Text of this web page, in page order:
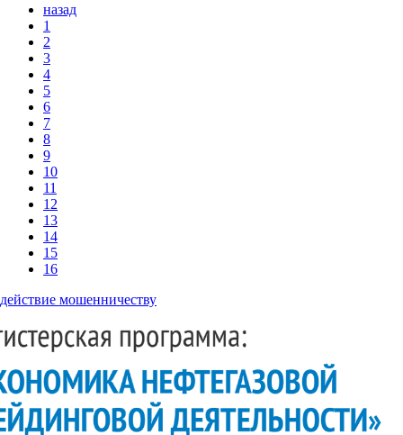
назад
1
2
3
4
5
6
7
8
9
10
11
12
13
14
15
16
мошенничеству